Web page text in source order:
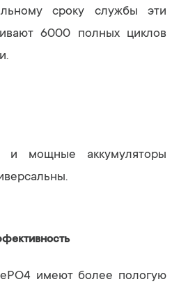
сроку службы эти
6000 полных циклов
и мощные аккумуляторы
имеют более пологую